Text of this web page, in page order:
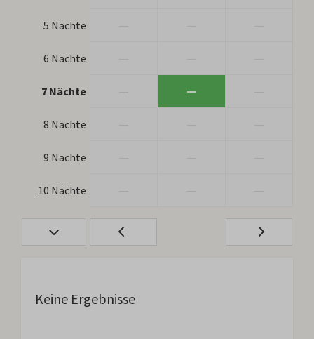
5 Nächte
6 Nächte
7 Nächte —
8 Nächte
9 Nächte
10 Nächte
Keine Ergebnisse